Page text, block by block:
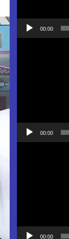
00:00
00:00
00:00